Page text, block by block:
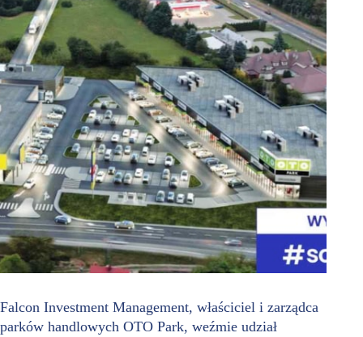
Falcon Investment Management, właściciel i zarządca
parków handlowych OTO Park, weźmie udział